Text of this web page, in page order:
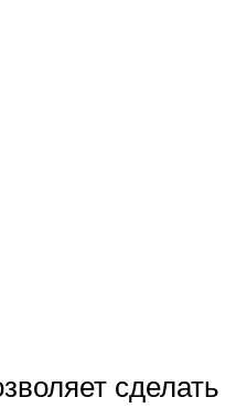
сделать